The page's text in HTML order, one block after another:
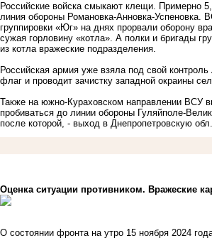
Российские войска смыкают клещи. Примерно
линия обороны Романовка-Анновка-Успеновка.
группировки «Юг» на днях прорвали оборону
сужая горловину «котла». А полки и бригады
из котла вражеские подразделения.
Российская армия уже взяла под свой
флаг и проводит зачистку западной окраины
Также на южно-Кураховском направлении ВСУ
пробиваться до линии обороны Гуляйполе-
после которой, - выход в Днепропетровскую
Оценка ситуации противником. Вражеские
О состоянии фронта на утро 15 ноября 2024